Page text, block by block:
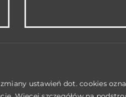
ustawień dot. cookies